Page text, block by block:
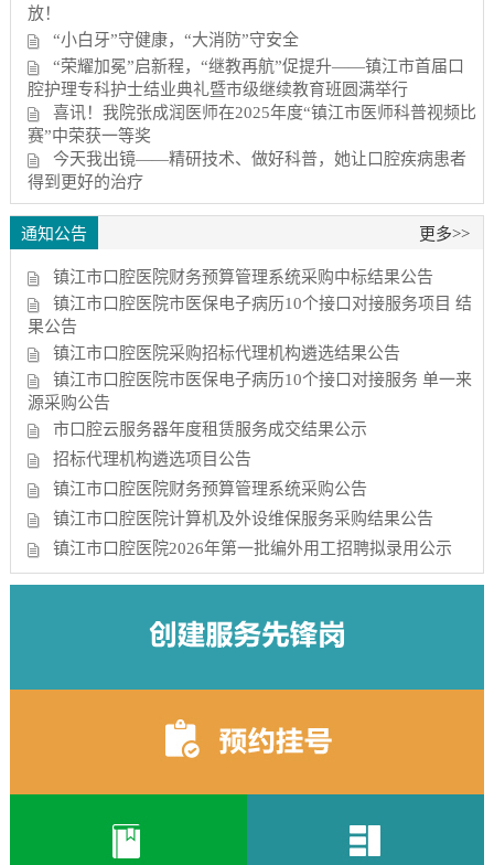
放！
“小白牙”守健康，“大消防”守安全
“荣耀加冕”启新程，“继教再航”促提升——镇江市首届口
腔护理专科护士结业典礼暨市级继续教育班圆满举行
喜讯！我院张成润医师在2025年度“镇江市医师科普视频比
赛”中荣获一等奖
今天我出镜——精研技术、做好科普，她让口腔疾病患者
得到更好的治疗
通知公告 更多>>
镇江市口腔医院财务预算管理系统采购中标结果公告
镇江市口腔医院市医保电子病历10个接口对接服务项目 结
果公告
镇江市口腔医院采购招标代理机构遴选结果公告
镇江市口腔医院市医保电子病历10个接口对接服务 单一来
源采购公告
市口腔云服务器年度租赁服务成交结果公示
招标代理机构遴选项目公告
镇江市口腔医院财务预算管理系统采购公告
镇江市口腔医院计算机及外设维保服务采购结果公告
镇江市口腔医院2026年第一批编外用工招聘拟录用公示